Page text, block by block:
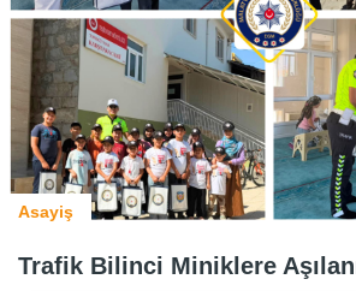
Asayiş
Trafik Bilinci Miniklere